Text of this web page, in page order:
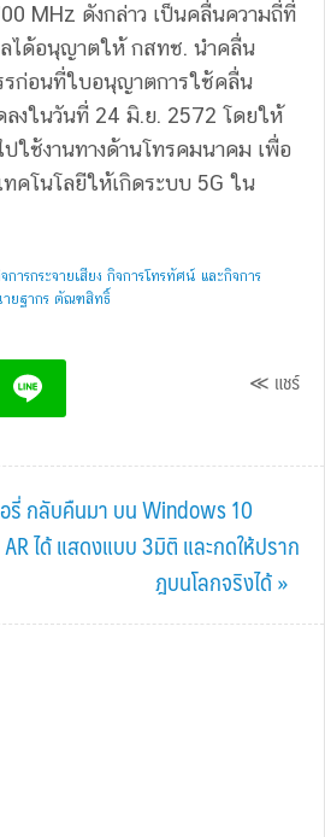
MHz ดังกล่าว เป็นคลื่นความถี่ที่
ได้อนุญาตให้ กสทช. นำคลื่น
รก่อนที่ใบอนุญาตการใช้คลื่น
ลงในวันที่ 24 มิ.ย. 2572 โดยให้
ใช้งานทางด้านโทรคมนาคม เพื่อ
คโนโลยีให้เกิดระบบ 5G ใน
การกระจายเสียง กิจการโทรทัศน์ และกิจการ
ายฐากร ตัณฑสิทธิ์
≪ แชร์
รี่ กลับคืนมา บน Windows 10
ได้ แสดงแบบ 3มิติ และกดให้ปราก
ฎบนโลกจริงได้ »